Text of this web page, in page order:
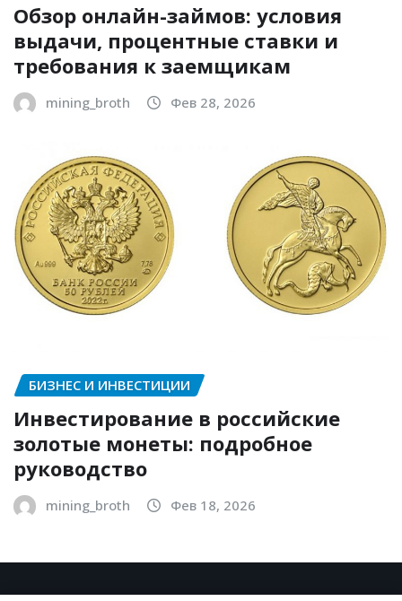
Обзор онлайн-займов: условия
выдачи, процентные ставки и
требования к заемщикам
mining_broth Фев 28, 2026
БИЗНЕС И ИНВЕСТИЦИИ
Инвестирование в российские
золотые монеты: подробное
руководство
mining_broth Фев 18, 2026